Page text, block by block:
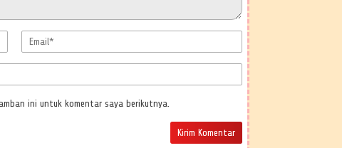
ini untuk komentar saya berikutnya.